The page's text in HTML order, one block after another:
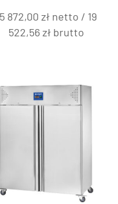
872,00 zł netto / 19
522,56złbrutto